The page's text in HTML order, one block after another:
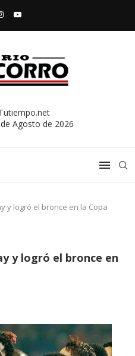
Agosto de 2026
y logró el bronce en la Copa
y logró el bronce en